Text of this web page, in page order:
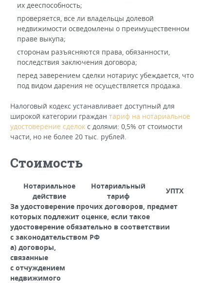
их дееспособность;
проверяется, все ли владельцы долевой
недвижимости осведомлены о преимущественном
праве выкупа;
сторонам разъясняются права, обязанности,
последствия заключения договора;
перед заверением сделки нотариус убеждается, что
под видом дарения не осуществляется продажа.
Налоговый кодекс устанавливает доступный для
широкой категории граждан тариф на нотариальное
удостоверение сделок с долями: 0,5% от стоимости
части, но не более 20 тыс. рублей.
Стоимость
Нотариальное
действие
Нотариальный
тариф
УПТХ
За удостоверение прочих договоров, предмет
которых подлежит оценке, если такое
удостоверение обязательно в соответствии
с законодательством РФ
а) договоры,
связанные
с отчуждением
недвижимого